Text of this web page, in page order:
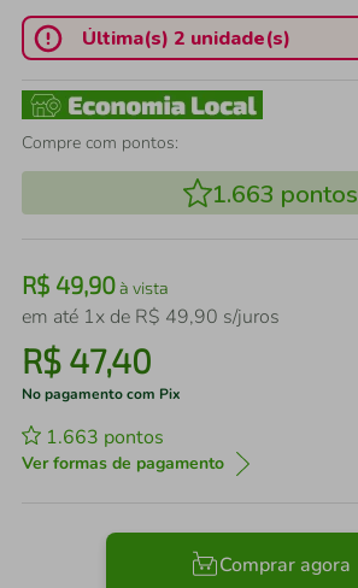
Última(s) 2 unidade(s)
Compre com pontos:
1.663 pontos
R$ 49,90à vista
em até 1x de R$ 49,90 s/juros
R$ 47,40
No pagamento com Pix
1.663 pontos
Ver formas de pagamento
Comprar agora